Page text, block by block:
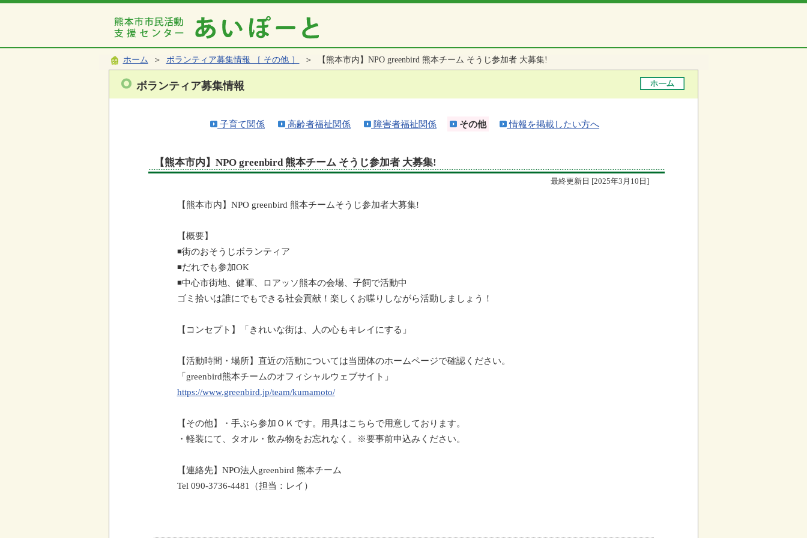
ホーム ＞ ボランティア募集情報 ［ その他 ］ ＞ 【熊本市内】NPO greenbird 熊本チーム そうじ参加者 大募集!
ボランティア募集情報
子育て関係 高齢者福祉関係 障害者福祉関係 その他 情報を掲載したい方へ
【熊本市内】NPO greenbird 熊本チーム そうじ参加者 大募集!
最終更新日 [2025年3月10日]
【熊本市内】 NPO greenbird 熊本チームそうじ参加者大募集!
【概要】
◾街のおそうじボランティア
◾だれでも参加OK
◾中心市街地、健軍、ロアッソ熊本の会場、子飼で活動中
ゴミ拾いは誰にでもできる社会貢献！楽しくお喋りしながら活動しましょう！
【コンセプト】「きれいな街は、人の心もキレイにする」
【活動時間・場所】直近の活動については当団体のホームページで確認ください。
「greenbird熊本チームのオフィシャルウェブサイト」
https://www.greenbird.jp/team/kumamoto/
【その他】・手ぶら参加ＯＫです。用具はこちらで用意しております。
・軽装にて、タオル・飲み物をお忘れなく。※要事前申込みください。
【連絡先】 NPO法人 greenbird 熊本チーム
Tel 090-3736-4481
（担当：レイ）